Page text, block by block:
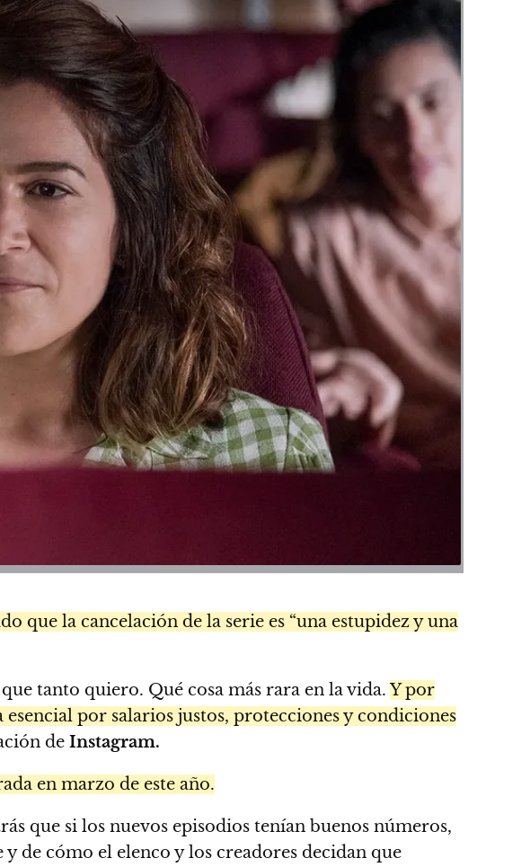
que la cancelación de la serie es “una estupidez y una
tanto quiero. Qué cosa más rara en la vida. Y por
por salarios justos, protecciones y condiciones
de Instagram.
en marzo de este año.
que si los nuevos episodios tenían buenos números,
de cómo el elenco y los creadores decidan que